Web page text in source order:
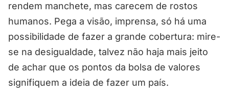
rendem manchete, mas carecem de rostos
humanos. Pega a visão, imprensa, só há uma
possibilidade de fazer a grande cobertura: mire-
se na desigualdade, talvez não haja mais jeito
de achar que os pontos da bolsa de valores
signifiquem a ideia de fazer um país.